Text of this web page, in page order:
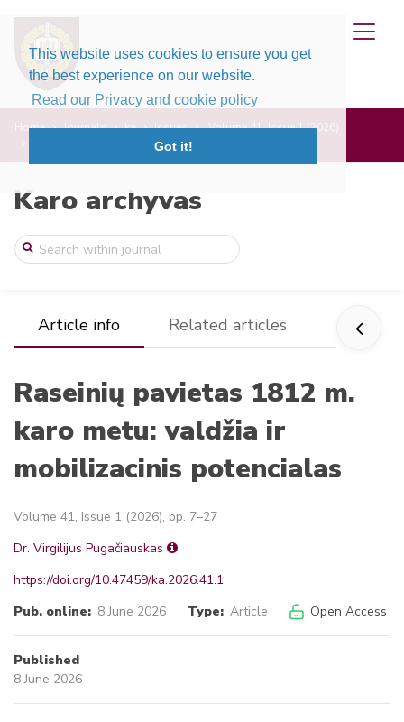
This website uses cookies to ensure you get
the best experience on our website.
Read our Privacy and cookie policy
Got it!
Home Journals ka Issues
Volume 41, Issue 1 (2026)
Raseinių pavietas 1812 m. karo metu: val ...
Karo archyvas
Article info Related articles
Raseinių pavietas 1812 m.
karo metu: valdžia ir
mobilizacinis potencialas
Volume 41, Issue 1 (2026), pp. 7–27
Dr. Virgilijus Pugačiauskas
https://doi.org/10.47459/ka.2026.41.1
Pub. online: 8 June 2026 Type: Article Open Access
Published
8 June 2026